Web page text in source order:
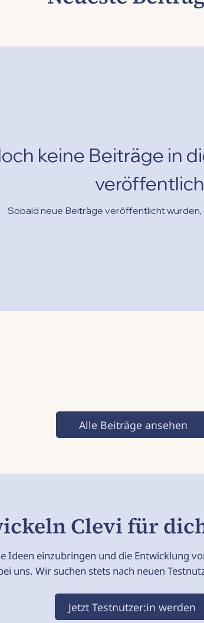
keine Beiträge in
Sobald neue Beiträge veröffentlicht wurden,
Alle Beiträge ansehen
Clevi für
Ideen einzubringen und die Entwicklung
uns. Wir suchen stets nach neuen
Jetzt Testnutzer:in werden